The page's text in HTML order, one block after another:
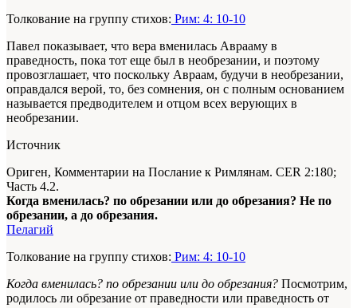
Толкование на группу стихов: Рим: 4: 10-10
Павел показывает, что вера вменилась Аврааму в
праведность, пока тот еще был в необрезании, и поэтому
провозглашает, что поскольку Авраам, будучи в необрезании,
оправдался верой, то, без сомнения, он с полным основанием
называется предводителем и отцом всех верующих в
необрезании.
Источник
Ориген, Комментарии на Послание к Римлянам. CER 2:180;
Часть 4.2.
Когда вменилась? по обрезании или до обрезания? Не по
обрезании, а до обрезания.
Пелагий
Толкование на группу стихов: Рим: 4: 10-10
Когда вменилась? по обрезании или до обрезания? Посмотрим,
родилось ли обрезание от праведности или праведность от